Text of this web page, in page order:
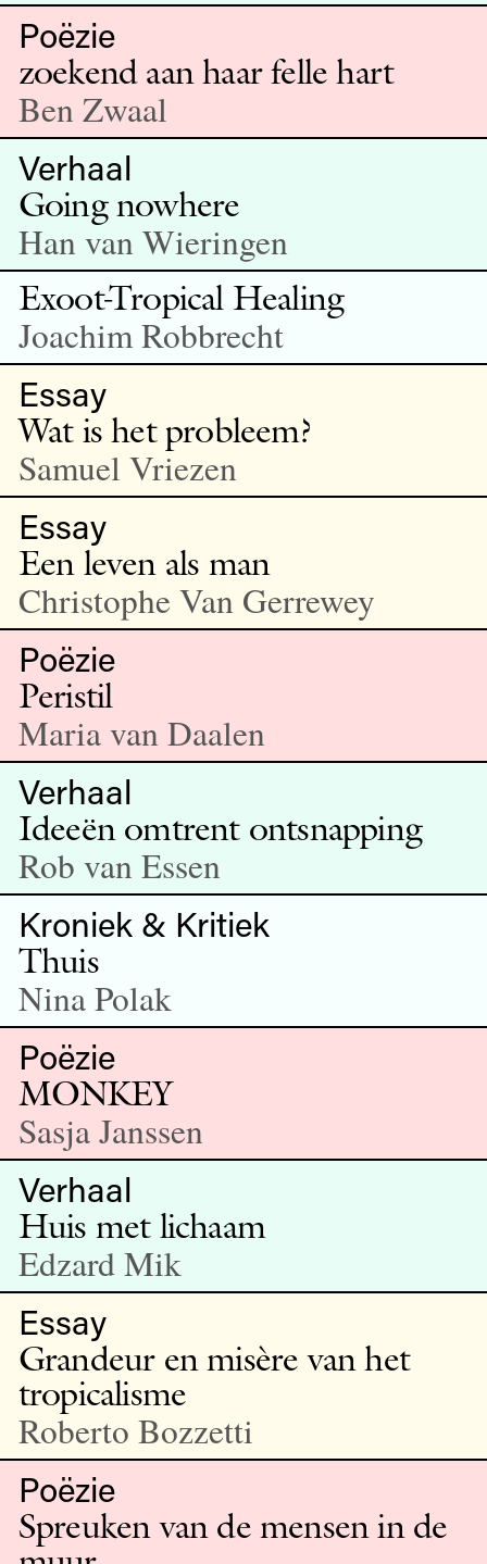
Poëzie
zoekend aan haar felle hart
Ben Zwaal
Verhaal
Going nowhere
Han van Wieringen
Exoot-Tropical Healing
Joachim Robbrecht
Essay
Wat is het probleem?
Samuel Vriezen
Essay
Een leven als man
Christophe Van Gerrewey
Poëzie
Peristil
Maria van Daalen
Verhaal
Ideeën omtrent ontsnapping
Rob van Essen
Kroniek & Kritiek
Thuis
Nina Polak
Poëzie
MONKEY
Sasja Janssen
Verhaal
Huis met lichaam
Edzard Mik
Essay
Grandeur en misère van het
tropicalisme
Roberto Bozzetti
Poëzie
Spreuken van de mensen in de